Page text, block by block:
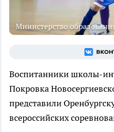
Министерство
Воспитанники школы-
Покровка
представили
всероссийских